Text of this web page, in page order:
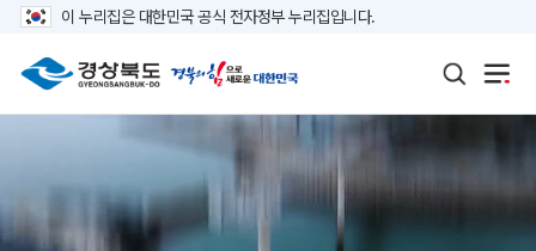
이 누리집은 대한민국 공식 전자정부 누리집입니다.